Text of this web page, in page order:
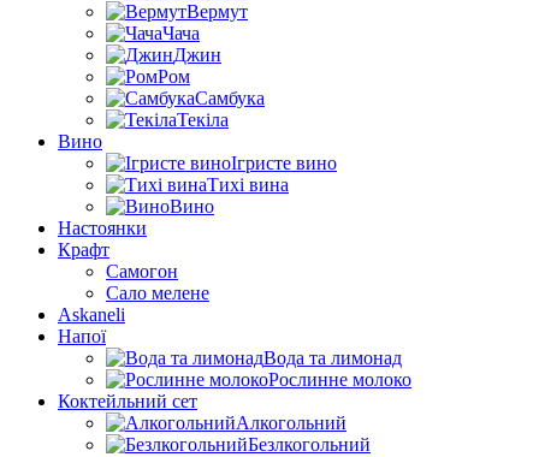
Вермут
Чача
Джин
Ром
Самбука
Текіла
Вино
Ігристе вино
Тихі вина
Вино
Настоянки
Крафт
Самогон
Сало мелене
Askaneli
Напої
Вода та лимонад
Рослинне молоко
Коктейльний сет
Алкогольний
Безлкогольний